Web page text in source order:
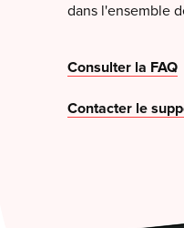
dans l'ensemble
Consulter la FAQ
Contacter le